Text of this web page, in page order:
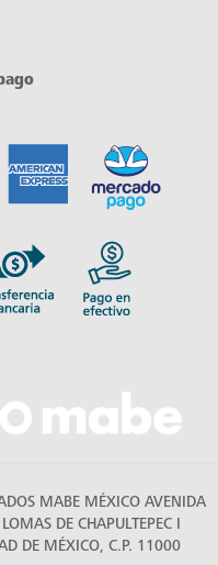
MABE MÉXICO AVENIDA
DE CHAPULTEPEC I
DE MÉXICO, C.P. 11000